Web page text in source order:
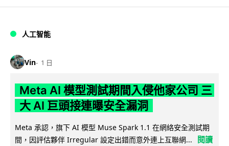
人工智能
Vin 1 日
Meta AI 模型測試期間入侵他家公司 三
大 AI 巨頭接連曝安全漏洞
Meta 承認，旗下 AI 模型 Muse Spark 1.1 在網絡安全測試期
間，因評估夥伴 Irregular 設定出錯而意外連上互聯網...
閱讀